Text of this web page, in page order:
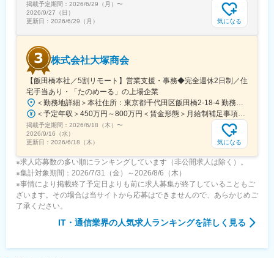
掲載予定期間： 2026/6/29（月） 〜
2026/9/27（日）
更新日： 2026/6/29（月） 気になる
株式会社大塚商会
【飯田橋本社／5割リモート】営業支援・事務◆完全週休2日制／住
宅手当あり・「たのめーる」の上場企業
＜勤務地詳細＞本社住所：東京都千代田区飯田橋2-18-4 勤務地最寄駅：中央本線／水道橋駅受動喫煙対策：屋内全面禁煙変更の範囲：会社の定める事業所（リモートワーク含む）
＜予定年収＞450万円～800万円＜賃金形態＞月給制補足事項なし＜賃金内訳＞月額（基本給）：249,000円～475,000円その他固定手当/月：25,000円～45,000円＜月給＞274,000円～520,000円＜昇給有無＞有＜残業手当＞有＜給与補足＞※経験、能力、年齢などを考慮の上、規定により決定賃金はあくまでも目安の金額であり、選考を通じて上下する可能性があります。月給(月額)は固定手当を含めた表記です。
掲載予定期間： 2026/6/18（木） 〜
2026/9/16（水）
更新日： 2026/6/18（木） 気になる
※求人応募数の多い順にランキングしています（非公開求人は除く）。
※集計対象期間：2026/7/31（金）～2026/8/6（木）
※事情により掲載終了予定日よりも前に求人募集が終了していることもご
ざいます。その場合は当サイトから応募はできませんので、あらかじめご
了承ください。
IT・通信業界の人気求人ランキングを詳しく見る